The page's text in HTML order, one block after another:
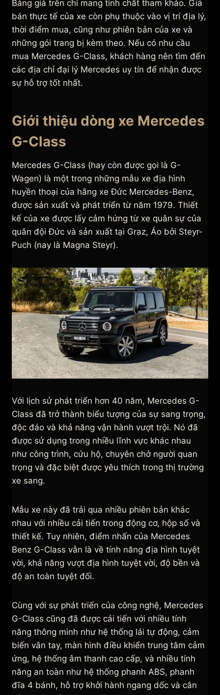
Bảng giá trên chỉ mang tính chất tham khảo. Giá
bán thực tế của xe còn phụ thuộc vào vị trí địa lý,
thời điểm mua, cũng như phiên bản của xe và
những gói trang bị kèm theo. Nếu có nhu cầu
mua Mercedes G-Class, khách hàng nên tìm đến
các địa chỉ đại lý Mercedes uy tín để nhận được
sự hỗ trợ tốt nhất.
Giới thiệu dòng xe Mercedes
G-Class
Mercedes G-Class (hay còn được gọi là G-
Wagen) là một trong những mẫu xe địa hình
huyền thoại của hãng xe Đức Mercedes-Benz,
được sản xuất và phát triển từ năm 1979. Thiết
kế của xe được lấy cảm hứng từ xe quân sự của
quân đội Đức và sản xuất tại Graz, Áo bởi Steyr-
Puch (nay là Magna Steyr).
Với lịch sử phát triển hơn 40 năm, Mercedes G-
Class đã trở thành biểu tượng của sự sang trọng,
độc đáo và khả năng vận hành vượt trội. Nó đã
được sử dụng trong nhiều lĩnh vực khác nhau
như công trình, cứu hộ, chuyên chở người quan
trọng và đặc biệt được yêu thích trong thị trường
xe sang.
Mẫu xe này đã trải qua nhiều phiên bản khác
nhau với nhiều cải tiến trong động cơ, hộp số và
thiết kế. Tuy nhiên, điểm nhấn của Mercedes
Benz G-Class vẫn là về tính năng địa hình tuyệt
vời, khả năng vượt địa hình tuyệt vời, độ bền và
độ an toàn tuyệt đối.
Cùng với sự phát triển của công nghệ, Mercedes
G-Class cũng đã được cải tiến với nhiều tính
năng thông minh như hệ thống lái tự động, cảm
biến vân tay, màn hình điều khiển trung tâm cảm
ứng, hệ thống âm thanh cao cấp, và nhiều tính
năng an toàn như hệ thống phanh ABS, phanh
đĩa 4 bánh, hỗ trợ khởi hành ngang dốc và cân